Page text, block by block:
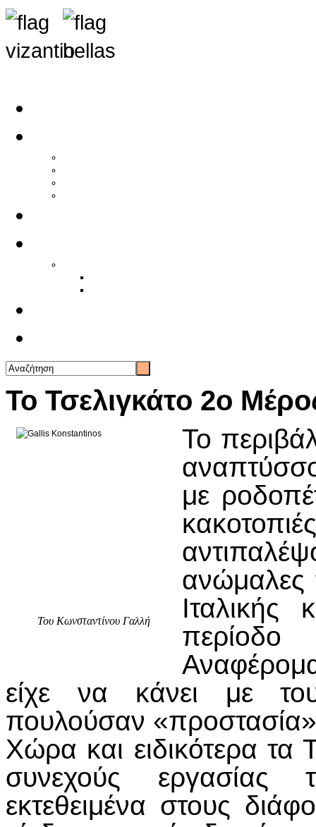
Το Τσελιγκάτο 2ο
Του Κωνσταντίνου Γαλλή
Το
με
ανώμαλες
Ιταλικής
είχε να κάνει με
πουλούσαν
Χώρα και ειδικότερα τα
συνεχούς
εκτεθειμένα στους